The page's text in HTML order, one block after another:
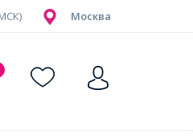
Москва